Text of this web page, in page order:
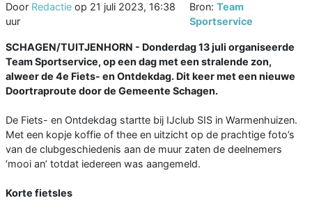
Door Redactie op 21 juli 2023, 16:38
uur
Bron: Team
Sportservice
SCHAGEN/TUITJENHORN - Donderdag 13 juli organiseerde
Team Sportservice, op een dag met een stralende zon,
alweer de 4e Fiets- en Ontdekdag. Dit keer met een nieuwe
Doortraproute door de Gemeente Schagen.
De Fiets- en Ontdekdag startte bij IJclub SIS in Warmenhuizen.
Met een kopje koffie of thee en uitzicht op de prachtige foto’s
van de clubgeschiedenis aan de muur zaten de deelnemers
‘mooi an’ totdat iedereen was aangemeld.
Korte fietsles